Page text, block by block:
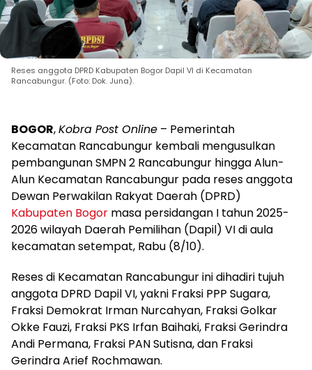
Reses anggota DPRD Kabupaten Bogor Dapil VI di Kecamatan
Rancabungur. (Foto: Dok. Juna).
BOGOR,Kobra Post Online – Pemerintah
Kecamatan Rancabungur kembali mengusulkan
pembangunan SMPN 2 Rancabungur hingga Alun-
Alun Kecamatan Rancabungur pada reses anggota
Dewan Perwakilan Rakyat Daerah (DPRD)
Kabupaten Bogor masa persidangan I tahun 2025-
2026 wilayah Daerah Pemilihan (Dapil) VI di aula
kecamatan setempat, Rabu (8/10).
Reses di Kecamatan Rancabungur ini dihadiri tujuh
anggota DPRD Dapil VI, yakni Fraksi PPP Sugara,
Fraksi Demokrat Irman Nurcahyan, Fraksi Golkar
Okke Fauzi, Fraksi PKS Irfan Baihaki, Fraksi Gerindra
Andi Permana, Fraksi PAN Sutisna, dan Fraksi
Gerindra Arief Rochmawan.